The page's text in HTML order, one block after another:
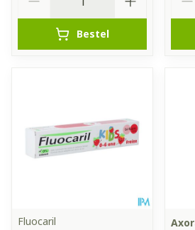
Bestel
Fluocaril